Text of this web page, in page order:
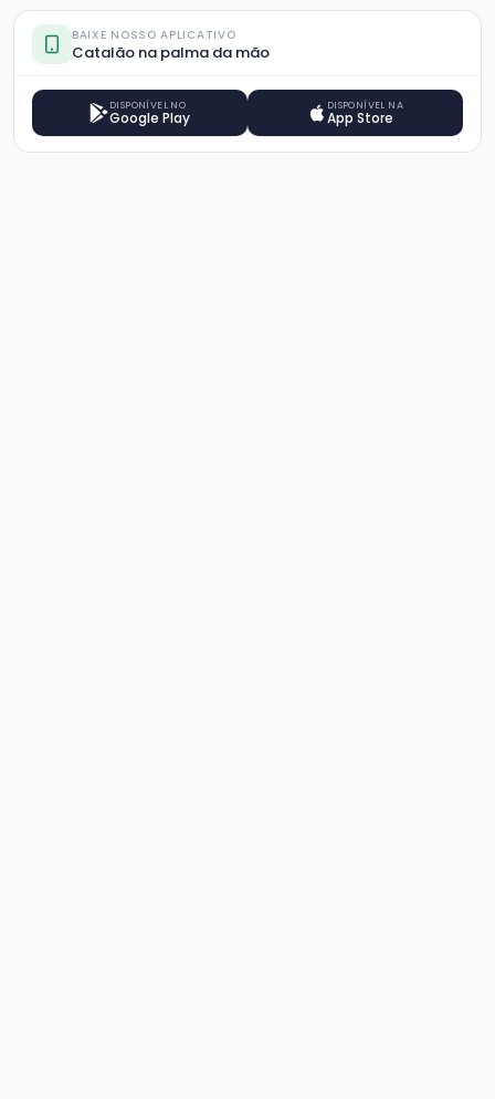
BAIXE NOSSO APLICATIVO
Catalão na palma da mão
DISPONÍVEL NO
Google Play
DISPONÍVEL NA
App Store